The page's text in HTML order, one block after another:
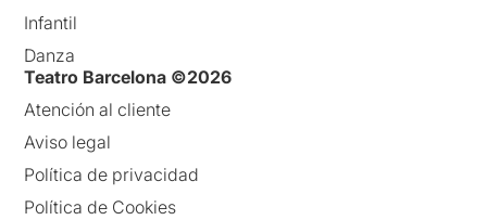
Infantil
Danza
Teatro Barcelona ©2026
Atención al cliente
Aviso legal
Política de privacidad
Política de Cookies